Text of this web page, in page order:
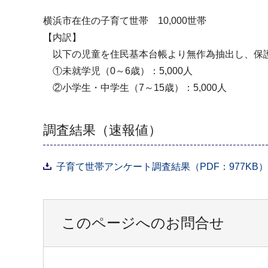
横浜市在住の子育て世帯 10,000世帯
【内訳】
以下の児童を住民基本台帳より無作為抽出し、保
①未就学児（0～6歳）：5,000人
②小学生・中学生（7～15歳）：5,000人
調査結果（速報値）
子育て世帯アンケート調査結果（PDF：977KB）
このページへのお問合せ